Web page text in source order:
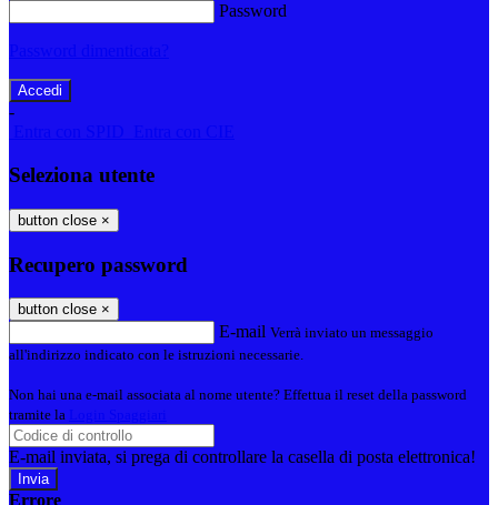
Password
-
Seleziona utente
button close ×
Recupero password
button close ×
E-mail Verrà inviato un messaggio
all'indirizzo indicato con le istruzioni necessarie.
Non hai una e-mail associata al nome utente? Effettua il reset della password
tramite la
E-mail inviata, si prega di controllare la casella di posta elettronica!
Errore